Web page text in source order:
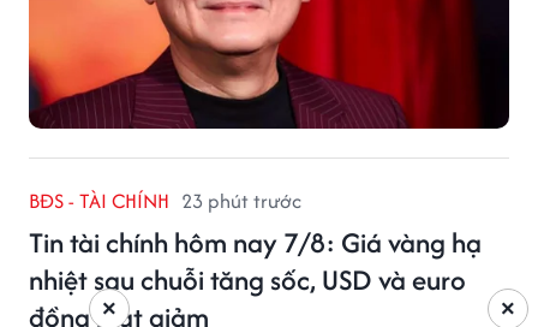
BĐS - TÀI CHÍNH 23 phút trước
Tin tài chính hôm nay 7/8: Giá vàng hạ
nhiệt sau chuỗi tăng sốc, USD và euro
đồng loạt giảm
×
×